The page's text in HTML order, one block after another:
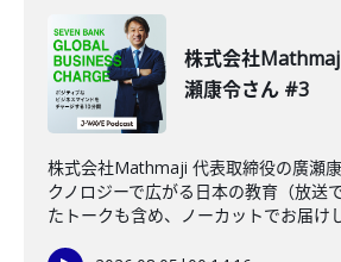
株式会社
瀬康令さん #3
株式会社Mathmaji 代表取締役の廣瀬
クノロジーで広がる日本の教育（放送
たトークも含め、ノーカットでお届け